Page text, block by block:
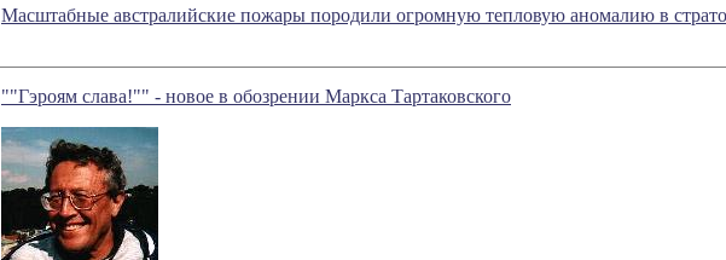
Масштабные австралийские пожары породили огромную тепловую аномалию в
""Гэроям слава!"" - новое в обозрении Маркса Тартаковского